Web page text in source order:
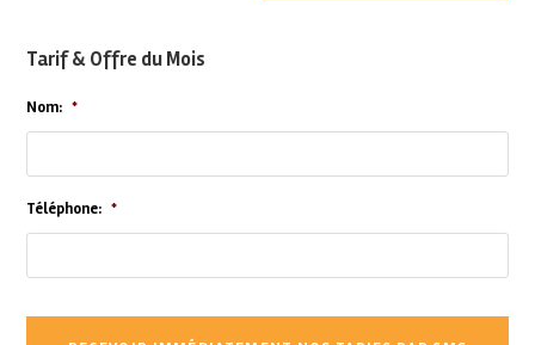
Tarif & Offre du Mois
Nom: *
Téléphone: *